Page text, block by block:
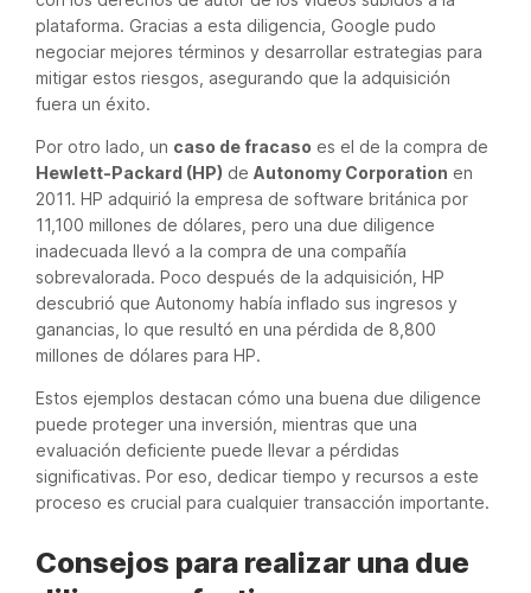
plataforma. Gracias a esta diligencia, Google pudo
negociar mejores términos y desarrollar estrategias para
mitigar estos riesgos, asegurando que la adquisición
fuera un éxito.
Por otro lado, un caso de fracaso es el de la compra de
Hewlett-Packard (HP) de Autonomy Corporation en
2011. HP adquirió la empresa de software británica por
11,100 millones de dólares, pero una due diligence
inadecuada llevó a la compra de una compañía
sobrevalorada. Poco después de la adquisición, HP
descubrió que Autonomy había inflado sus ingresos y
ganancias, lo que resultó en una pérdida de 8,800
millones de dólares para HP.
Estos ejemplos destacan cómo una buena due diligence
puede proteger una inversión, mientras que una
evaluación deficiente puede llevar a pérdidas
significativas. Por eso, dedicar tiempo y recursos a este
proceso es crucial para cualquier transacción importante.
Consejos para realizar una due